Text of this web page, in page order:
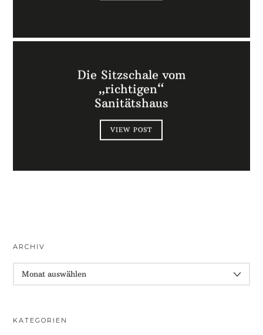
Die Sitzschale vom
„richtigen“
Sanitätshaus
VIEW POST
ARCHIV
KATEGORIEN